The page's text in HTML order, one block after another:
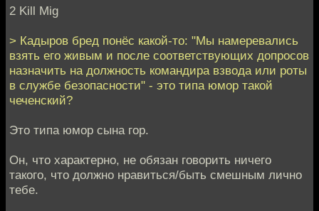
2 Kill Mig
> Кадыров бред понёс какой-то: "Мы намеревались
взять его живым и после соответствующих допросов
назначить на должность командира взвода или роты
в службе безопасности" - это типа юмор такой
чеченский?
Это типа юмор сына гор.
Он, что характерно, не обязан говорить ничего
такого, что должно нравиться/быть смешным лично
тебе.